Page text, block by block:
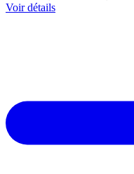
Voir détails